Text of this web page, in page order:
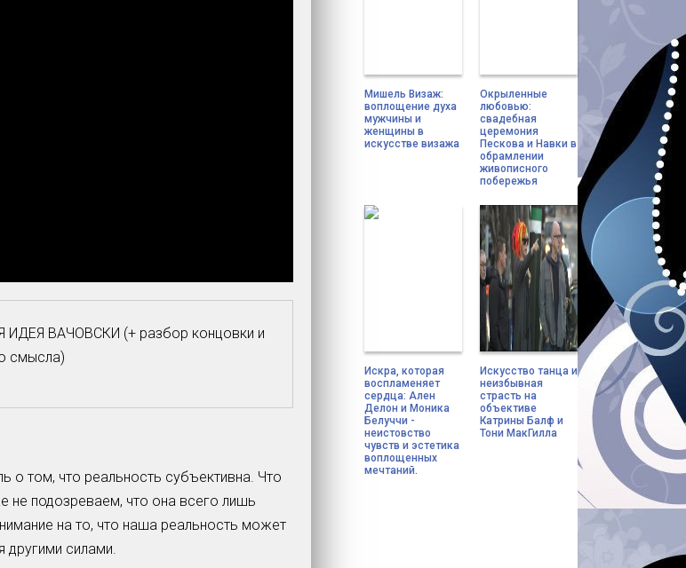
ВАЧОВСКИ (+ разбор концовки и
смысла)
том, что реальность субъективна. Что
подозреваем, что она всего лишь
на то, что наша реальность может
другими силами.
Мишель Визаж:
воплощение духа
мужчины и
женщины в
искусстве визажа
Окрыленные
любовью:
свадебная
церемония
Пескова и Навки в
обрамлении
живописного
побережья
Искра, которая
воспламеняет
сердца: Ален
Делон и Моника
Белуччи -
неистовство
чувств и эстетика
воплощенных
мечтаний.
Искусство танца и
неизбывная
страсть на
объективе
Катрины Балф и
Тони МакГилла